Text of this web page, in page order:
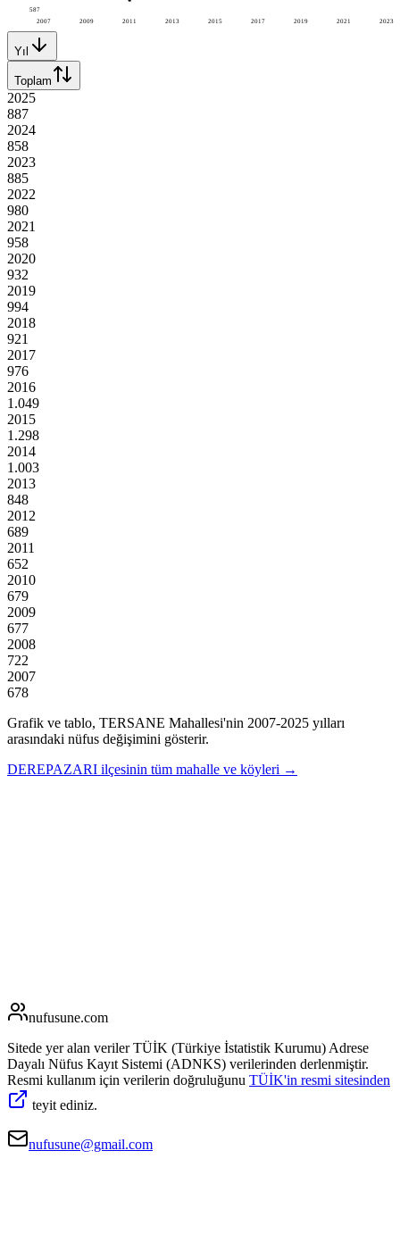
2007 2009 2011 2013 2015 2017 2019 2021 2023
587
Yıl
Toplam
2025
887
2024
858
2023
885
2022
980
2021
958
2020
932
2019
994
2018
921
2017
976
2016
1.049
2015
1.298
2014
1.003
2013
848
2012
689
2011
652
2010
679
2009
677
2008
722
2007
678
Grafik ve tablo, TERSANE Mahallesi'nin 2007-2025 yılları
arasındaki nüfus değişimini gösterir.
DEREPAZARI ilçesinin tüm mahalle ve köyleri →
nufusune.com
Sitede yer alan veriler TÜİK (Türkiye İstatistik Kurumu) Adrese
Dayalı Nüfus Kayıt Sistemi (ADNKS) verilerinden derlenmiştir.
Resmi kullanım için verilerin doğruluğunu TÜİK'in resmi sitesinden
teyit ediniz.
nufusune@gmail.com